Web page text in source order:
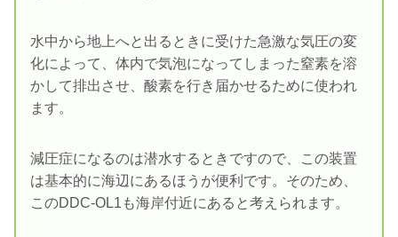
水中から地上へと出るときに受けた急激な気圧の変
化によって、体内で気泡になってしまった窒素を溶
かして排出させ、酸素を行き届かせるために使われ
ます。
減圧症になるのは潜水するときですので、この装置
は基本的に海辺にあるほうが便利です。そのため、
このDDC-OL1も海岸付近にあると考えられます。